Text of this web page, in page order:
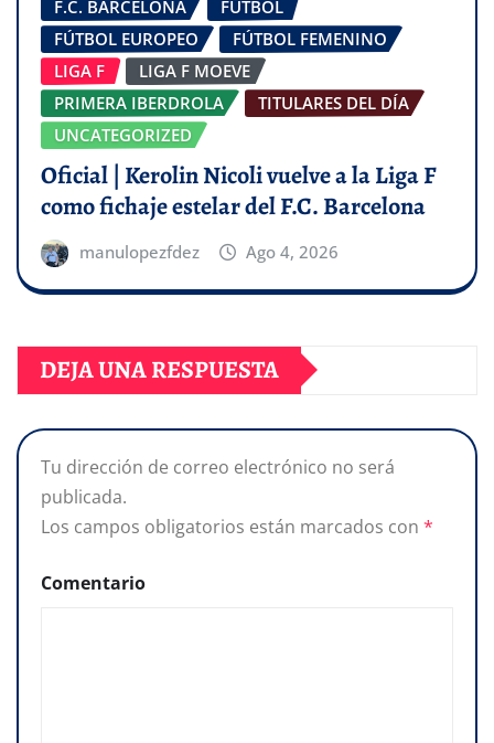
F.C. BARCELONA
FÚTBOL
FÚTBOL EUROPEO
FÚTBOL FEMENINO
LIGA F
LIGA F MOEVE
PRIMERA IBERDROLA
TITULARES DEL DÍA
UNCATEGORIZED
Oficial | Kerolin Nicoli vuelve a la Liga F
como fichaje estelar del F.C. Barcelona
manulopezfdez Ago 4, 2026
DEJA UNA RESPUESTA
Tu dirección de correo electrónico no será
publicada.
Los campos obligatorios están marcados con *
Comentario